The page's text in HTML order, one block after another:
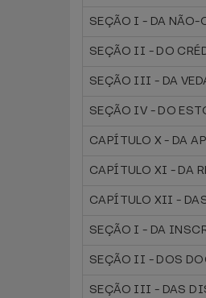
SEÇÃO I - DA NÃO-
SEÇÃO II - DO
SEÇÃO III - DA
SEÇÃO IV - DO
CAPÍTULO X - DA
CAPÍTULO XI - DA
CAPÍTULO XII -
SEÇÃO I - DA
SEÇÃO II - DOS
SEÇÃO III - DAS